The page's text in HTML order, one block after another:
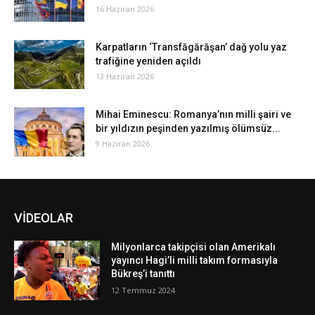
16 Haziran 2026
Karpatların ‘Transfăgărăşan’ dağ yolu yaz
trafiğine yeniden açıldı
13 Haziran 2026
Mihai Eminescu: Romanya’nın milli şairi ve
bir yıldızın peşinden yazılmış ölümsüz...
9 Haziran 2026
VİDEOLAR
Milyonlarca takipçisi olan Amerikalı
yayıncı Hagi’li milli takım formasıyla
Bükreş’i tanıttı
12 Temmuz 2024